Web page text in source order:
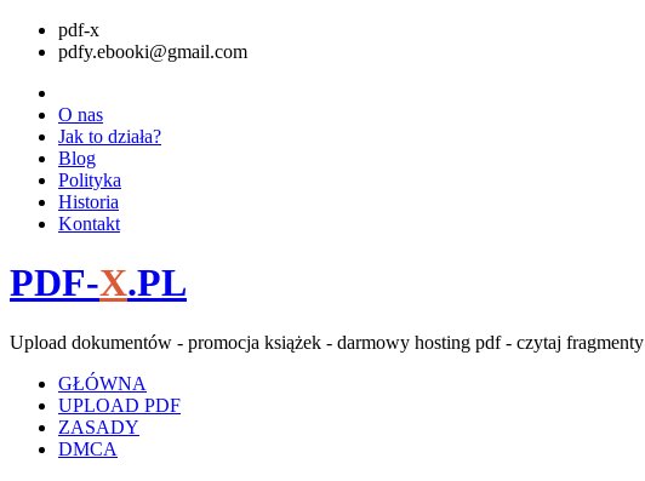
pdf-x
pdfy.ebooki@gmail.com
O nas
Jak to działa?
Blog
Polityka
Historia
Kontakt
PDF-X.PL
Upload dokumentów - promocja książek - darmowy hosting pdf - czytaj fragmenty
GŁÓWNA
UPLOAD PDF
ZASADY
DMCA